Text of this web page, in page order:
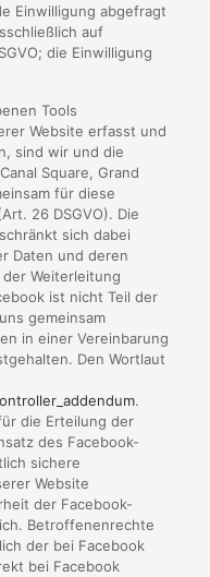
Einwilligung abgefragt
auf
die Einwilligung
Tools
Website erfasst und
sind wir und die
Square, Grand
für diese
26 DSGVO). Die
sich dabei
Daten und deren
Weiterleitung
ist nicht Teil der
gemeinsam
in einer Vereinbarung
Den Wortlaut
.
die Erteilung der
des Facebook-
sichere
Website
der Facebook-
Betroffenenrechte
der bei Facebook
bei Facebook